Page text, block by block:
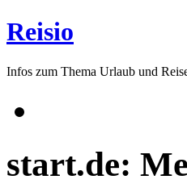
Reisio
Infos zum Thema Urlaub und
start.de: